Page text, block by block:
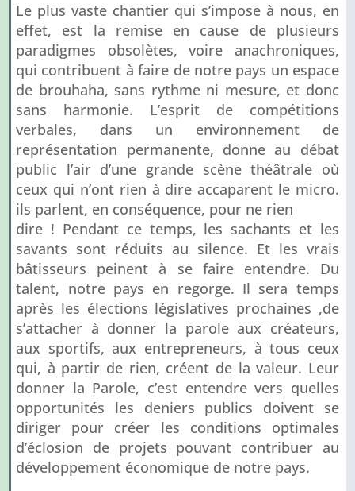
Le plus vaste chantier qui s’impose à nous, en
effet, est la remise en cause de plusieurs
paradigmes obsolètes, voire anachroniques,
qui contribuent à faire de notre pays un espace
de brouhaha, sans rythme ni mesure, et donc
sans harmonie. L’esprit de compétitions
verbales, dans un environnement de
représentation permanente, donne au débat
public l’air d’une grande scène théâtrale où
ceux qui n’ont rien à dire accaparent le micro.
ils parlent, en conséquence, pour ne rien
dire ! Pendant ce temps, les sachants et les
savants sont réduits au silence. Et les vrais
bâtisseurs peinent à se faire entendre. Du
talent, notre pays en regorge. Il sera temps
après les élections législatives prochaines ,de
s’attacher à donner la parole aux créateurs,
aux sportifs, aux entrepreneurs, à tous ceux
qui, à partir de rien, créent de la valeur. Leur
donner la Parole, c’est entendre vers quelles
opportunités les deniers publics doivent se
diriger pour créer les conditions optimales
d’éclosion de projets pouvant contribuer au
développement économique de notre pays.